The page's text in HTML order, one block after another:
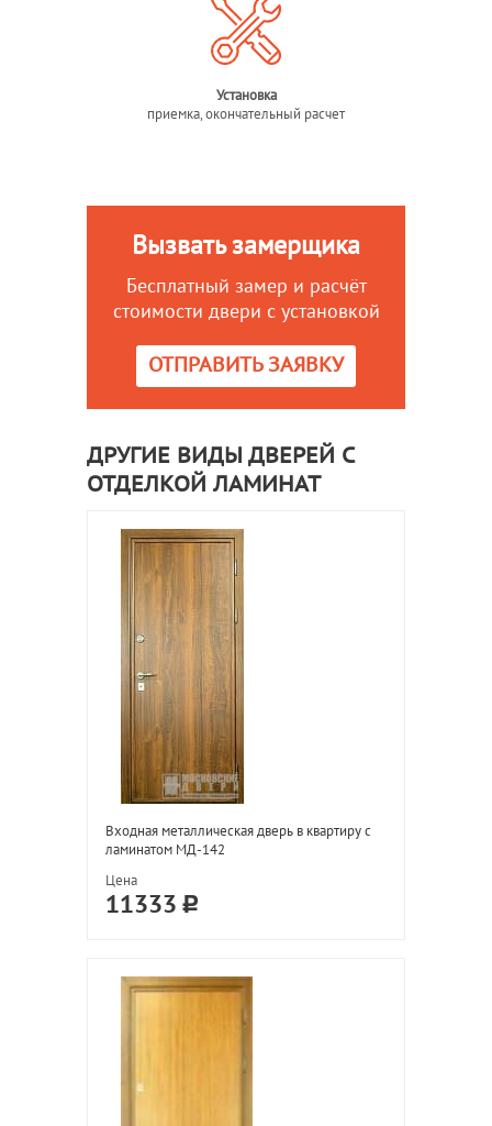
Установка
приемка, окончательный расчет
Вызвать замерщика
Бесплатный замер и расчёт
стоимости двери с установкой
ОТПРАВИТЬ ЗАЯВКУ
ДРУГИЕ ВИДЫ ДВЕРЕЙ С
ОТДЕЛКОЙ ЛАМИНАТ
Входная металлическая дверь в квартиру с
ламинатом МД-142
Цена
11333